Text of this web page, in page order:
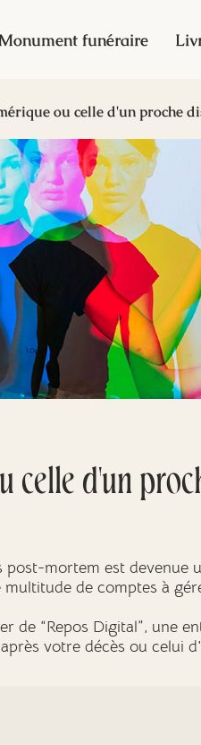
Monument funéraire
celle d'un
ou celle d'un proche
post-mortem est devenue
de comptes à
de “Repos Digital”, une
votre décès ou celui